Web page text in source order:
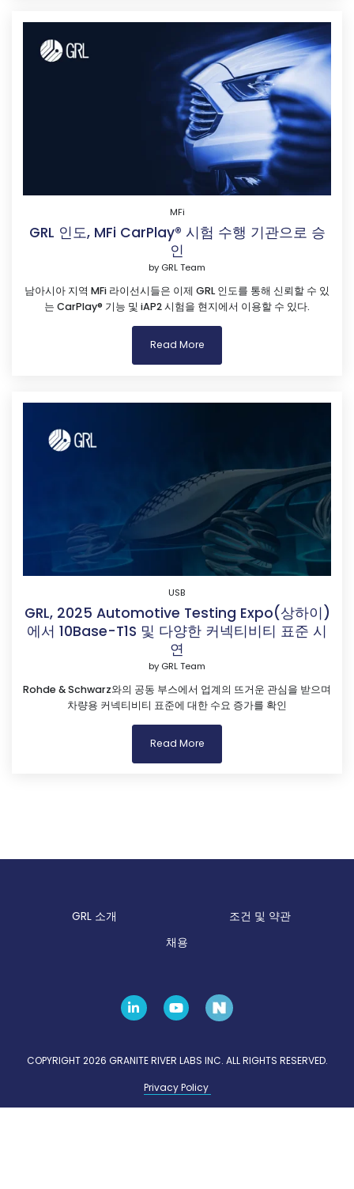
MFi
GRL 인도, MFi CarPlay® 시험 수행 기관으로 승
인
by GRL Team
남아시아 지역 MFi 라이선시들은 이제 GRL 인도를 통해 신뢰할 수 있
는 CarPlay® 기능 및 iAP2 시험을 현지에서 이용할 수 있다.
Read More
USB
GRL, 2025 Automotive Testing Expo(상하이)
에서 10Base-T1S 및 다양한 커넥티비티 표준 시
연
by GRL Team
Rohde & Schwarz와의 공동 부스에서 업계의 뜨거운 관심을 받으며
차량용 커넥티비티 표준에 대한 수요 증가를 확인
Read More
GRL 소개
조건 및 약관
채용
COPYRIGHT 2026 GRANITE RIVER LABS INC. ALL RIGHTS RESERVED.
Privacy Policy